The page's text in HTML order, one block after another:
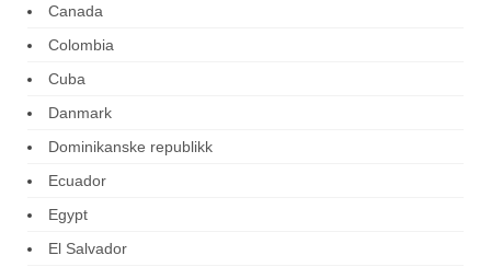
Canada
Colombia
Cuba
Danmark
Dominikanske republikk
Ecuador
Egypt
El Salvador